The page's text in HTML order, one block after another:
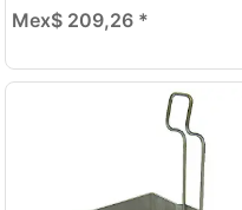
Mex$ 209,26 *